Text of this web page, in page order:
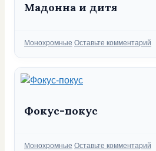
Мадонна и дитя
Рубрики
Монохромные Оставьте комментарий
Фокус-покус
Рубрики
Монохромные Оставьте комментарий